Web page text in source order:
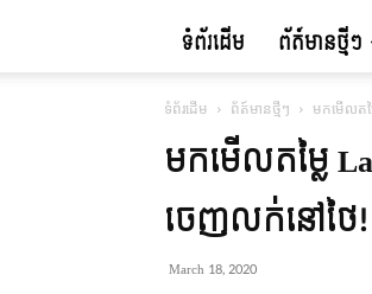
ទំព័រដើម ព័ត៍មានថ្មីៗ
ទំព័រដើម ព័ត៍មានថ្មីៗ មកមើលតម្
មកមើលតម្លៃ
ចេញលក់នៅថៃ!
March 18, 2020